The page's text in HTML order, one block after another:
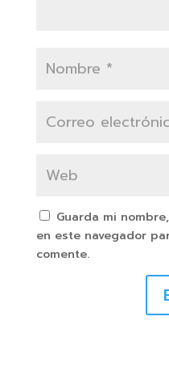
Guarda mi
en este navegador
comente.